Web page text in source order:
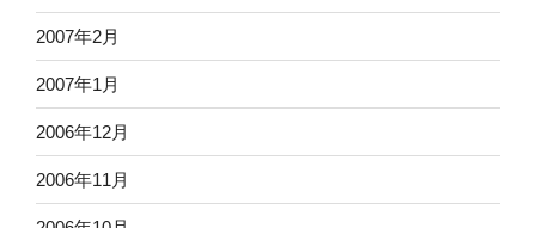
2007年2月
2007年1月
2006年12月
2006年11月